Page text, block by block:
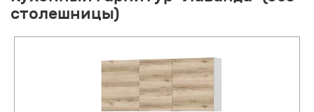
столешницы)